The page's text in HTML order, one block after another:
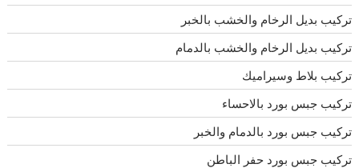
تركيب بديل الرخام والخشب بالخبر
تركيب بديل الرخام والخشب بالدمام
تركيب بلاط وسيراميك
تركيب جبس بورد بالاحساء
تركيب جبس بورد بالدمام والخبر
تركيب جبس بورد حفر الباطن